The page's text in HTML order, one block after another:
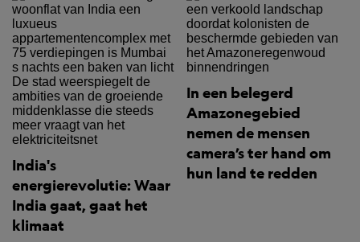
India's
energierevolutie: Waar
India gaat, gaat het
klimaat
In een belegerd
Amazonegebied
nemen de mensen
camera’s ter hand om
hun land te redden